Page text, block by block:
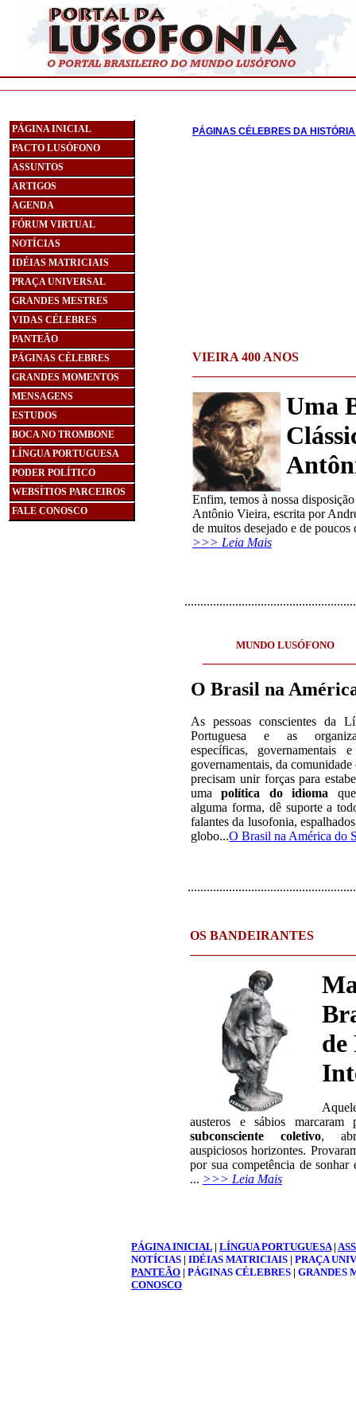
PÁGINAS CÉLEBRES DA
VIEIRA 400 ANOS
Uma
Enfim, temos à nossa
Antônio Vieira, escrita por
de muitos desejado e de poucos
>>> Leia Mais
OS BANDEIRANTES
de
A
austeros e sábios marcaram
subconsciente coletivo,
auspiciosos horizontes.
por sua competência de sonhar
... >>> Leia Mais
MUNDO LUSÓFONO
O Brasil na
As pessoas conscientes da
Portuguesa e as
específicas, governamentais
governamentais, da
precisam unir forças para
umapolítica do idioma
alguma forma, dê suporte a
falantes da lusofonia,
globo...O Brasil na América do
PÁGINA INICIAL | LÍNGUA PORTUGUESA|
NOTÍCIAS | IDÉIAS MATRICIAIS | PRAÇA
PANTEÃO | PÁGINAS CÉLEBRES | GRANDES
CONOSCO
PÁGINA INICIAL
PACTO LUSÓFONO
ASSUNTOS
ARTIGOS
AGENDA
FÓRUM VIRTUAL
NOTÍCIAS
IDÉIAS MATRICIAIS
PRAÇA UNIVERSAL
GRANDES MESTRES
VIDAS CÉLEBRES
PANTEÃO
PÁGINAS CÉLEBRES
GRANDES MOMENTOS
MENSAGENS
ESTUDOS
BOCA NO TROMBONE
LÍNGUA PORTUGUESA
PODER POLÍTICO
WEBSÍTIOS PARCEIROS
FALE CONOSCO